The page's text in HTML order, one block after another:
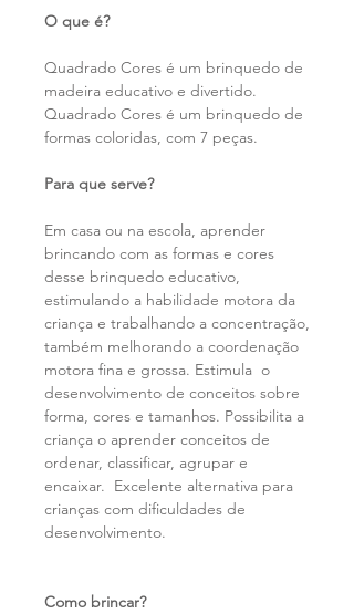
O que é?
Quadrado Cores é um brinquedo de
madeira educativo e divertido.
Quadrado Cores é um brinquedo de
formas coloridas, com 7 peças.
Para que serve?
Em casa ou na escola, aprender
brincando com as formas e cores
desse brinquedo educativo,
estimulando a habilidade motora da
criança e trabalhando a concentração,
também melhorando a coordenação
motora fina e grossa. Estimula o
desenvolvimento de conceitos sobre
forma, cores e tamanhos. Possibilita a
criança o aprender conceitos de
ordenar, classificar, agrupar e
encaixar. Excelente alternativa para
crianças com dificuldades de
desenvolvimento.
Como brincar?